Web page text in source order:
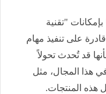
"تقنية
على تنفيذ مهام
قد تُحدث تحولاً
هذا المجال، مثل
هذه المنتجات.